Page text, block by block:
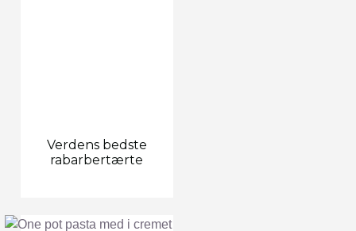
Verdens bedste
rabarbertærte